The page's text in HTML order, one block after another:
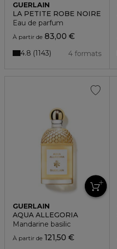
GUERLAIN
LA PETITE ROBE NOIRE
Eau de parfum
À partir de 83,00 €
4 formats
4.8 1143
GUERLAIN
AQUA ALLEGORIA
Mandarine basilic
À partir de 121,50 €